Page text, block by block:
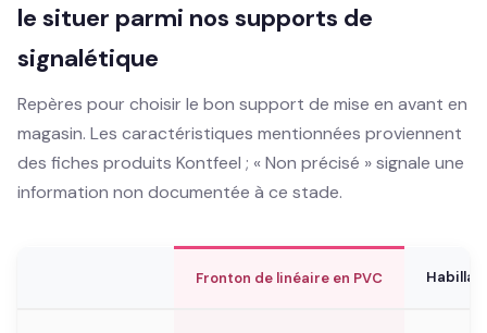
le situer parmi nos supports de
signalétique
Repères pour choisir le bon support de mise en avant en
magasin. Les caractéristiques mentionnées proviennent
des fiches produits Kontfeel ; « Non précisé » signale une
information non documentée à ce stade.
Fronton de linéaire en PVC